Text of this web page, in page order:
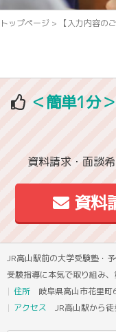
トップページ > 【入力内容の
＜簡単1分＞
資料請求・面談
資料
JR高山駅前の大学受験塾・
受験指導に本気で取り組み
住所 岐阜県高山市花里町
アクセス JR高山駅から徒